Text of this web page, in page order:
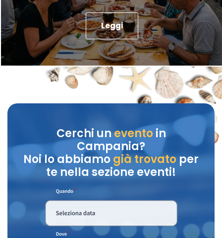
Leggi
Cerchi unevento in
Campania?
Noi lo abbiamo già trovatoper
te nella sezione eventi!